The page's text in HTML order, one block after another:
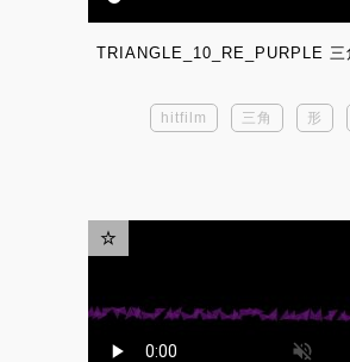
TRIANGLE_10_RE_PURPLE
hitfilm 三角 形